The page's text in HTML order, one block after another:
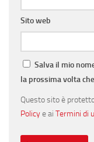
Sito web
Salva il mio
la prossima volta
Questo sito è
Policye ai Termini di